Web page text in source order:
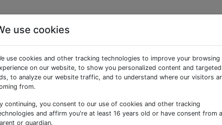
1.9 anstelle von
use cookies
use cookies and other tracking technologies to improve your browsing
on our website, to show you personalized content and targeted
to analyze our website traffic, and to understand where our visitors
from.
continuing, you consent to our use of cookies and other tracking
and affirm you're at least 16 years old or have consent from a
or guardian.